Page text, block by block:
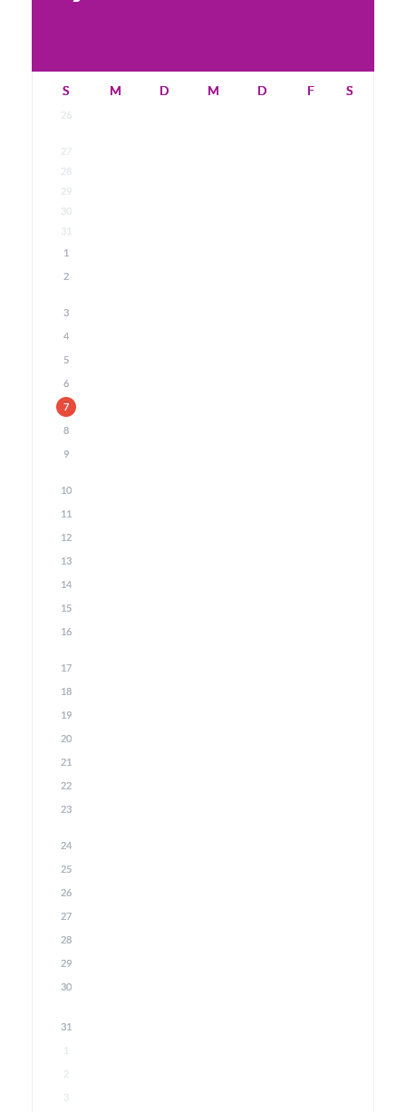
S M D M D F S
26
27
28
29
30
31
1
2
3
4
5
6
7
8
9
10
11
12
13
14
15
16
17
18
19
20
21
22
23
24
25
26
27
28
29
30
31
1
2
3